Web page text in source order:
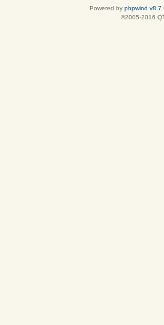
Powered by phpwind v8.7
©2005-2016